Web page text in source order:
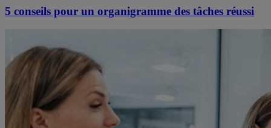
5 conseils pour un organigramme des tâches réussi